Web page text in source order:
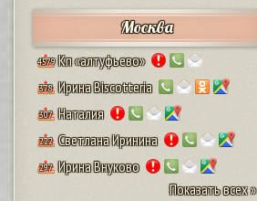
Москва
4579 Кп «алтуфьево»
378 Ирина Biscotteria
307 Наталия
222 Светлана Иринина
297 Ирина Внуково
Показать всех »